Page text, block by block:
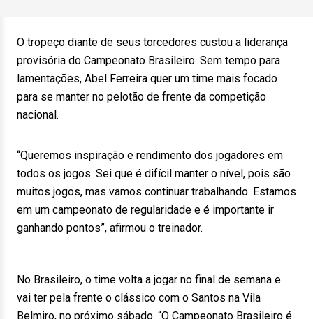
O tropeço diante de seus torcedores custou a liderança
provisória do Campeonato Brasileiro. Sem tempo para
lamentações, Abel Ferreira quer um time mais focado
para se manter no pelotão de frente da competição
nacional.
“Queremos inspiração e rendimento dos jogadores em
todos os jogos. Sei que é difícil manter o nível, pois são
muitos jogos, mas vamos continuar trabalhando. Estamos
em um campeonato de regularidade e é importante ir
ganhando pontos”, afirmou o treinador.
No Brasileiro, o time volta a jogar no final de semana e
vai ter pela frente o clássico com o Santos na Vila
Belmiro, no próximo sábado. “O Campeonato Brasileiro é